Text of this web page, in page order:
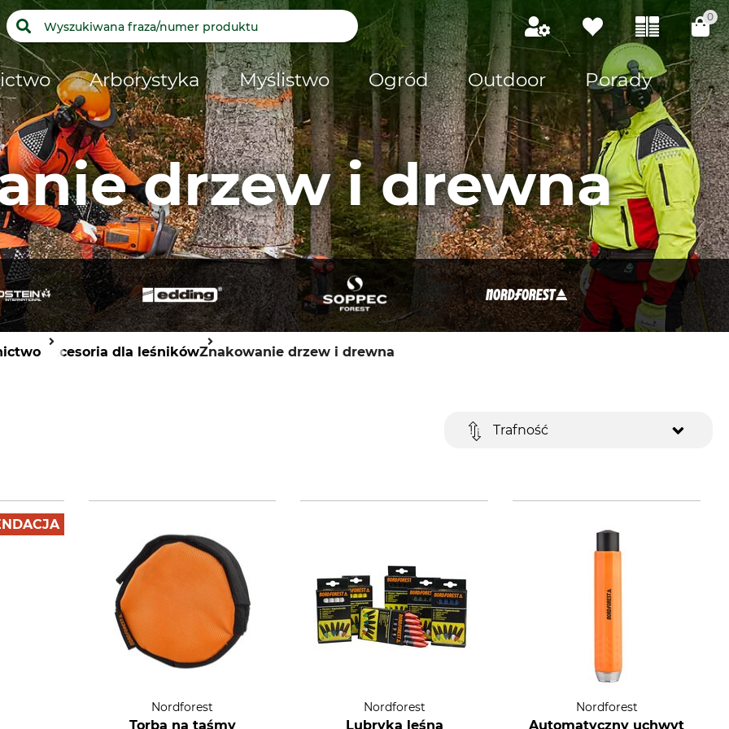
0
Arborystyka Myślistwo Ogród Outdoor Porady
drzew i drewna
Akcesoria dla leśnikówZnakowanie drzew i drewna
Trafność
Nordforest
Torba na taśmy
Nordforest
Lubryka leśna
Nordforest
Automatyczny uchwyt